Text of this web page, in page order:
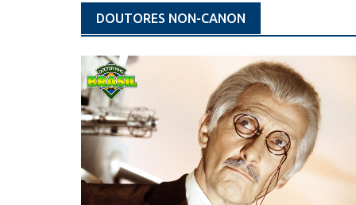
DOUTORES NON-CANON